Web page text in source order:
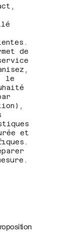
de
le
et